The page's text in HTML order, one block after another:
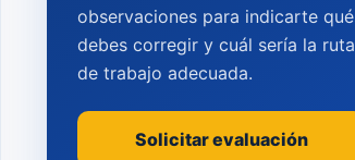
observaciones para indicarte qué
debes corregir y cuál sería la ruta
de trabajo adecuada.
Solicitar evaluación